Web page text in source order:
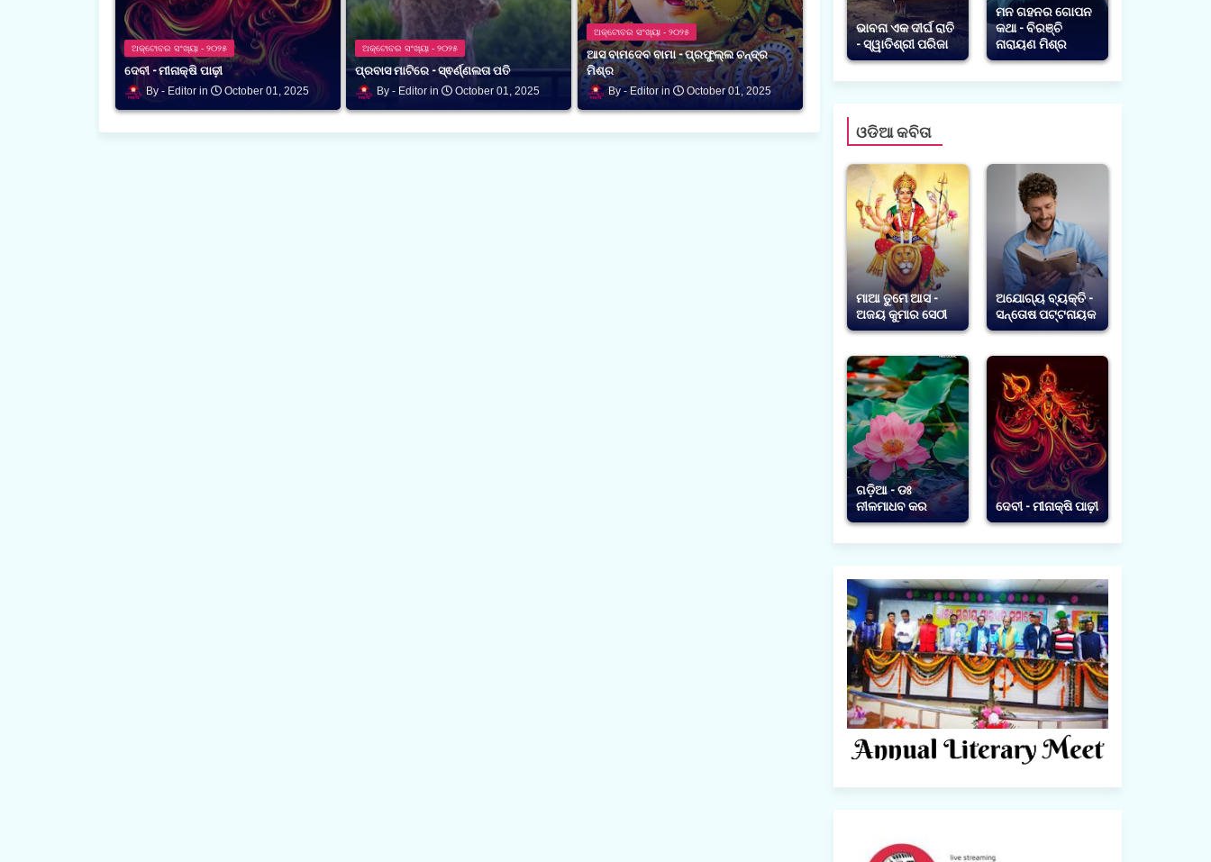
ଅକ୍ଟୋବର ସଂଖ୍ୟା - ୨୦୨୫
ଦେବୀ - ମୀନାକ୍ଷି ପାଢ଼ୀ
Editor October 01, 2025
ଅକ୍ଟୋବର ସଂଖ୍ୟା - ୨୦୨୫
ପ୍ରବାସ ମାଟିରେ - ସ୍ଵର୍ଣ୍ଣଲତା ପତି
Editor October 01, 2025
ଅକ୍ଟୋବର ସଂଖ୍ୟା - ୨୦୨୫
ଆସ ବାମଦେବ ବାମା - ପ୍ରଫୁଲ୍ଲ ଚନ୍ଦ୍ର
ମିଶ୍ର
Editor October 01, 2025
ଭାବନା ଏକ ଦୀର୍ଘ ରାତି
- ସ୍ୱାତିଶ୍ରୀ ପରିଜା
ମନ ଗହନର ଗୋପନ
କଥା - ବିରଞ୍ଚି
ନାରାୟଣ ମିଶ୍ର
ଓଡିଆ କବିତା
ମାଆ ତୁମେ ଆସ -
ଅଜୟ କୁମାର ସେଠୀ
ଅଯୋଗ୍ୟ ବ୍ୟକ୍ତି -
ସନ୍ତୋଷ ପଟ୍ଟନାୟକ
ଗଡ଼ିଆ - ଡଃ
ନୀଳମାଧବ କର
ଦେବୀ - ମୀନାକ୍ଷି ପାଢ଼ୀ